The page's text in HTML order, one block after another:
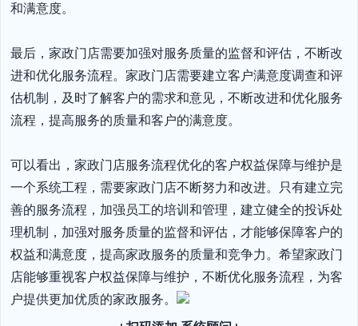
和满意度。
最后，家政门店需要加强对服务质量的监督和评估，不断改
进和优化服务流程。家政门店需要建立客户满意度调查和评
估机制，及时了解客户的需求和意见，不断改进和优化服务
流程，提高服务的质量和客户的满意度。
可以看出，家政门店服务流程优化的客户权益保障与维护是
一个系统工程，需要家政门店不断努力和改进。只有建立完
善的服务流程，加强员工的培训和管理，建立健全的投诉处
理机制，加强对服务质量的监督和评估，才能够保障客户的
权益和满意度，提高家政服务的质量和竞争力。希望家政门
店能够重视客户权益保障与维护，不断优化服务流程，为客
户提供更加优质的家政服务。